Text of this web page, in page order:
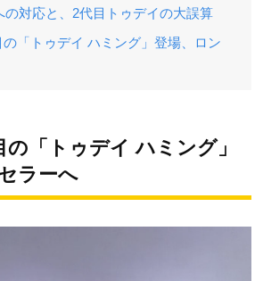
の対応と、2代目トゥデイの大誤算
「トゥデイ ハミング」登場、ロン
「トゥデイ ハミング」
ラーへ